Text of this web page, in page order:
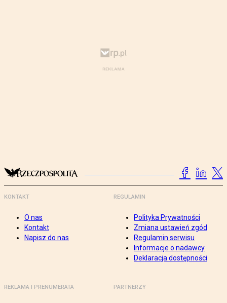
KONTAKT
O nas
Kontakt
Napisz do nas
REGULAMIN
Polityka Prywatności
Zmiana ustawień zgód
Regulamin serwisu
Informacje o nadawcy
Deklaracja dostępności
REKLAMA I PRENUMERATA PARTNERZY